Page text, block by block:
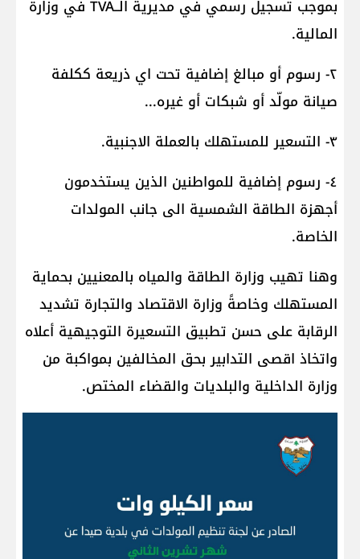
بموجب تسجيل رسمي في مديرية الــTVA في وزارة
المالية.
٢- رسوم أو مبالغ إضافية تحت اي ذريعة ككلفة
صيانة مولّد أو شبكات أو غيره...
٣- التسعير للمستهلك بالعملة الاجنبية.
٤- رسوم إضافية للمواطنين الذين يستخدمون
أجهزة الطاقة الشمسية الى جانب المولدات
الخاصة.
وهنا تهيب وزارة الطاقة والمياه بالمعنيين بحماية
المستهلك وخاصةً وزارة الاقتصاد والتجارة تشديد
الرقابة على حسن تطبيق التسعيرة التوجيهية أعلاه
واتخاذ اقصى التدابير بحق المخالفين بمواكبة من
وزارة الداخلية والبلديات والقضاء المختص.